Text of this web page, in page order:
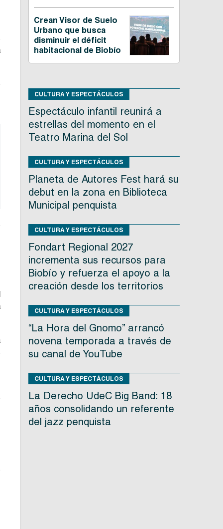
Crean Visor de Suelo
Urbano que busca
disminuir el déficit
habitacional de Biobío
CULTURA Y ESPECTÁCULOS
Espectáculo infantil reunirá a
estrellas del momento en el
Teatro Marina del Sol
CULTURA Y ESPECTÁCULOS
Planeta de Autores Fest hará su
debut en la zona en Biblioteca
Municipal penquista
CULTURA Y ESPECTÁCULOS
Fondart Regional 2027
incrementa sus recursos para
Biobío y refuerza el apoyo a la
creación desde los territorios
CULTURA Y ESPECTÁCULOS
“La Hora del Gnomo” arrancó
novena temporada a través de
su canal de YouTube
CULTURA Y ESPECTÁCULOS
La Derecho UdeC Big Band: 18
años consolidando un referente
del jazz penquista